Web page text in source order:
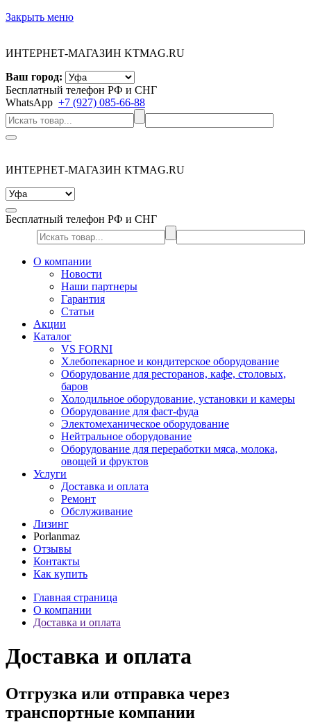
Закрыть меню
ИНТЕРНЕТ-МАГАЗИН KTMAG.RU
Ваш город:
Бесплатный телефон РФ и СНГ
WhatsApp +7 (927) 085-66-88
ИНТЕРНЕТ-МАГАЗИН KTMAG.RU
Бесплатный телефон РФ и СНГ
О компании
Новости
Наши партнеры
Гарантия
Статьи
Акции
Каталог
VS FORNI
Хлебопекарное и кондитерское оборудование
Оборудование для ресторанов, кафе, столовых,
баров
Холодильное оборудование, установки и камеры
Оборудование для фаст-фуда
Электомеханическое оборудование
Нейтральное оборудование
Оборудование для переработки мяса, молока,
овощей и фруктов
Услуги
Доставка и оплата
Ремонт
Обслуживание
Лизинг
Porlanmaz
Отзывы
Контакты
Как купить
Главная страница
О компании
Доставка и оплата
Доставка и оплата
Отгрузка или отправка через
транспортные компании